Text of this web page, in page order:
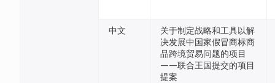
中文
关于制定战略和工具以解
决发展中国家假冒商标商
品跨境贸易问题的项目
——联合王国提交的项目
提案